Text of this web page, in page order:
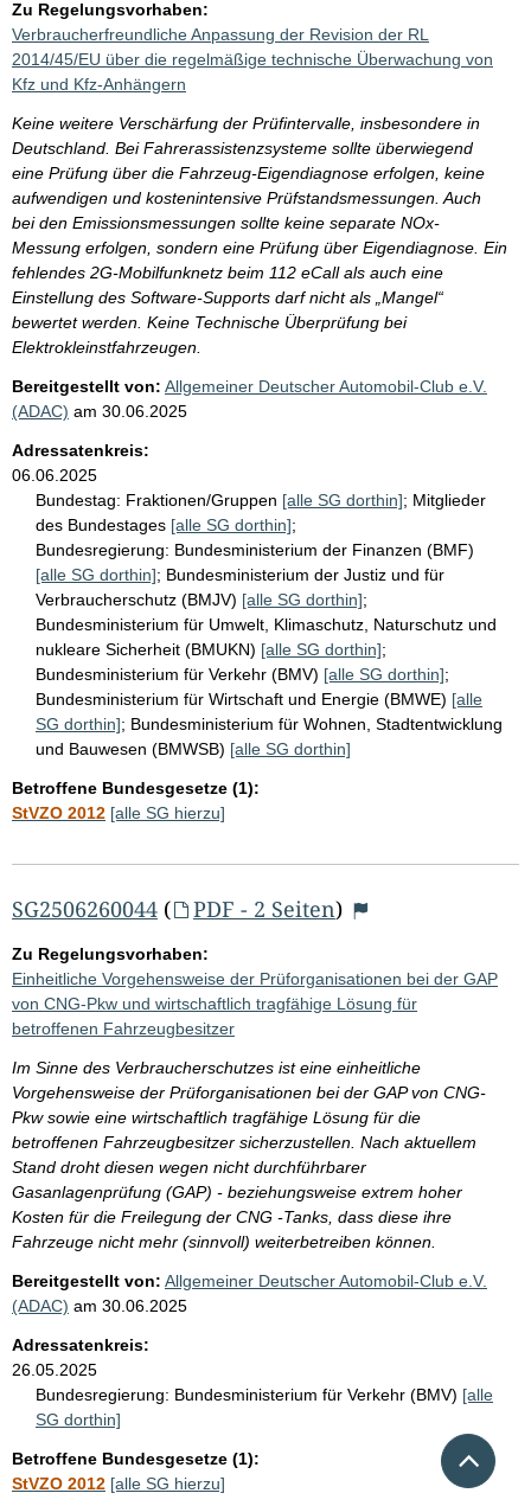
Zu Regelungsvorhaben:
Verbraucherfreundliche Anpassung der Revision der RL
2014/45/EU über die regelmäßige technische Überwachung von
Kfz und Kfz-Anhängern
Keine weitere Verschärfung der Prüfintervalle, insbesondere in
Deutschland. Bei Fahrerassistenzsysteme sollte überwiegend
eine Prüfung über die Fahrzeug-Eigendiagnose erfolgen, keine
aufwendigen und kostenintensive Prüfstandsmessungen. Auch
bei den Emissionsmessungen sollte keine separate NOx-
Messung erfolgen, sondern eine Prüfung über Eigendiagnose. Ein
fehlendes 2G-Mobilfunknetz beim 112 eCall als auch eine
Einstellung des Software-Supports darf nicht als „Mangel“
bewertet werden. Keine Technische Überprüfung bei
Elektrokleinstfahrzeugen.
Bereitgestellt von: Allgemeiner Deutscher Automobil-Club e.V.
(ADAC) am 30.06.2025
Adressatenkreis:
06.06.2025
Bundestag: Fraktionen/Gruppen [alle SG dorthin]; Mitglieder
des Bundestages [alle SG dorthin];
Bundesregierung: Bundesministerium der Finanzen (BMF)
[alle SG dorthin]; Bundesministerium der Justiz und für
Verbraucherschutz (BMJV) [alle SG dorthin];
Bundesministerium für Umwelt, Klimaschutz, Naturschutz und
nukleare Sicherheit (BMUKN) [alle SG dorthin];
Bundesministerium für Verkehr (BMV) [alle SG dorthin];
Bundesministerium für Wirtschaft und Energie (BMWE) [alle
SG dorthin]; Bundesministerium für Wohnen, Stadtentwicklung
und Bauwesen (BMWSB) [alle SG dorthin]
Betroffene Bundesgesetze (1):
StVZO 2012 [alle SG hierzu]
SG2506260044 ( PDF - 2 Seiten)
Zu Regelungsvorhaben:
Einheitliche Vorgehensweise der Prüforganisationen bei der GAP
von CNG-Pkw und wirtschaftlich tragfähige Lösung für
betroffenen Fahrzeugbesitzer
Im Sinne des Verbraucherschutzes ist eine einheitliche
Vorgehensweise der Prüforganisationen bei der GAP von CNG-
Pkw sowie eine wirtschaftlich tragfähige Lösung für die
betroffenen Fahrzeugbesitzer sicherzustellen. Nach aktuellem
Stand droht diesen wegen nicht durchführbarer
Gasanlagenprüfung (GAP) - beziehungsweise extrem hoher
Kosten für die Freilegung der CNG -Tanks, dass diese ihre
Fahrzeuge nicht mehr (sinnvoll) weiterbetreiben können.
Bereitgestellt von: Allgemeiner Deutscher Automobil-Club e.V.
(ADAC) am 30.06.2025
Adressatenkreis:
26.05.2025
Bundesregierung: Bundesministerium für Verkehr (BMV) [alle
SG dorthin]
Betroffene Bundesgesetze (1):
StVZO 2012 [alle SG hierzu]